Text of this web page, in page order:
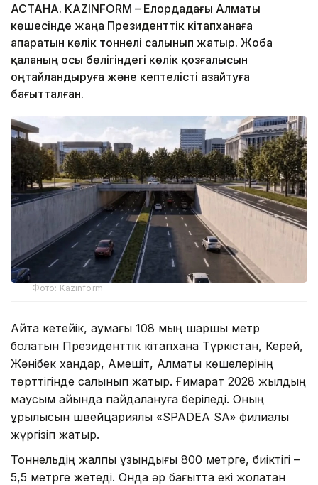
АСТАНА. KAZINFORM – Елордадағы Алматы
көшесінде жаңа Президенттік кітапханаға
апаратын көлік тоннелі салынып жатыр. Жоба
қаланың осы бөлігіндегі көлік қозғалысын
оңтайландыруға және кептелісті азайтуға
бағытталған.
Фото: Kazinform
Айта кетейік, аумағы 108 мың шаршы метр
болатын Президенттік кітапхана Түркістан, Керей,
Жәнібек хандар, Ақмешіт, Алматы көшелерінің
төрттігінде салынып жатыр. Ғимарат 2028 жылдың
маусым айында пайдалануға беріледі. Оның
құрылысын швейцариялық «SPADEA SA» филиалы
жүргізіп жатыр.
Тоннельдің жалпы ұзындығы 800 метрге, биіктігі –
5,5 метрге жетеді. Онда әр бағытта екі жолақтан